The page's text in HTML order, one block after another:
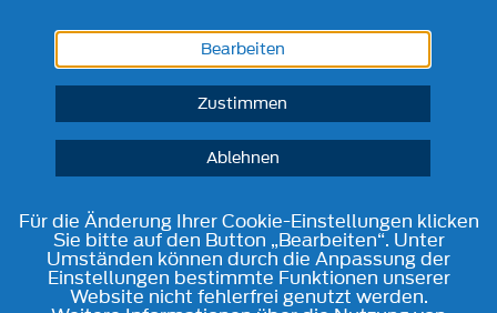
Bearbeiten
Zustimmen
Ablehnen
Für die Änderung Ihrer Cookie-Einstellungen klicken
Sie bitte auf den Button „Bearbeiten“. Unter
Umständen können durch die Anpassung der
Einstellungen bestimmte Funktionen unserer
Website nicht fehlerfrei genutzt werden.